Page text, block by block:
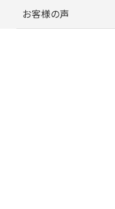
お客様の声